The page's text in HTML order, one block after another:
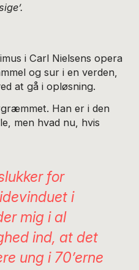
i Carl Nielsens opera
og sur i en verden,
at gå i opløsning.
Han er i den
men hvad nu, hvis
for
i
mig i al
ind, at det
ung i 70’erne